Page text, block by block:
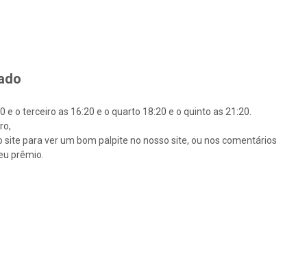
o terceiro as 16:20 e o quarto 18:20 e o quinto as 21:20.
para ver um bom palpite no nosso site, ou nos comentários
prêmio.